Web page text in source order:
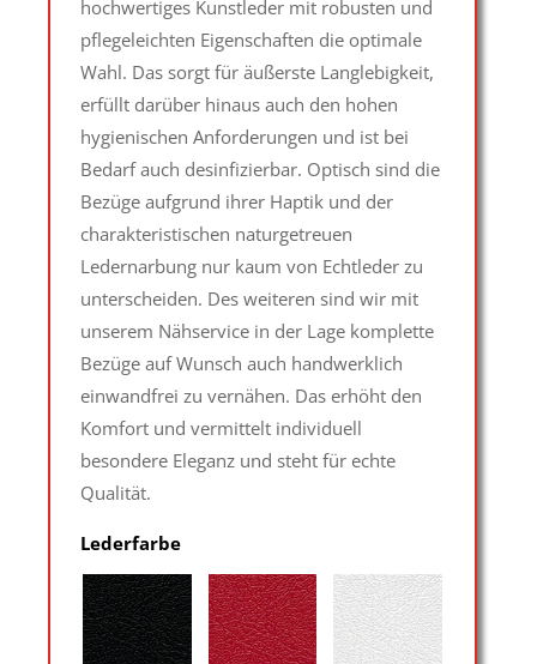
hochwertiges Kunstleder mit robusten und
pflegeleichten Eigenschaften die optimale
Wahl. Das sorgt für äußerste Langlebigkeit,
erfüllt darüber hinaus auch den hohen
hygienischen Anforderungen und ist bei
Bedarf auch desinfizierbar. Optisch sind die
Bezüge aufgrund ihrer Haptik und der
charakteristischen naturgetreuen
Ledernarbung nur kaum von Echtleder zu
unterscheiden. Des weiteren sind wir mit
unserem Nähservice in der Lage komplette
Bezüge auf Wunsch auch handwerklich
einwandfrei zu vernähen. Das erhöht den
Komfort und vermittelt individuell
besondere Eleganz und steht für echte
Qualität.
Lederfarbe